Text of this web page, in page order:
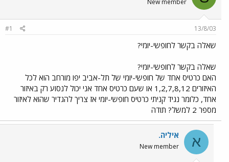
ת
ך
New member
13/8/03
#1
שאלה בקשר לחופשי-יומי?
שאלה בקשר לחופשי-יומי?
האם כרטיס אחד של חופשי-יומי של תל-אביב יפו מורחב הוא לכל
האיזורים 1,2,7,8,12 או שעם כרטיס אחד אני יכול לנסוע רק באיזור
אחד, כלומר נגיד קניתי כרטיס חופשי-יומי אז צריך להגדיר שהוא לאיזור
מספר 2 למשל? תודה
א איליה.
New member